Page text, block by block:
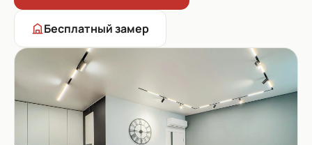
Бесплатный замер